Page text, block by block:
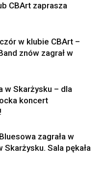
CBArt zaprasza
w klubie CBArt –
znów zagrał w
w Skarżysku – dla
koncert
zagrała w
Skarżysku. Sala pękała